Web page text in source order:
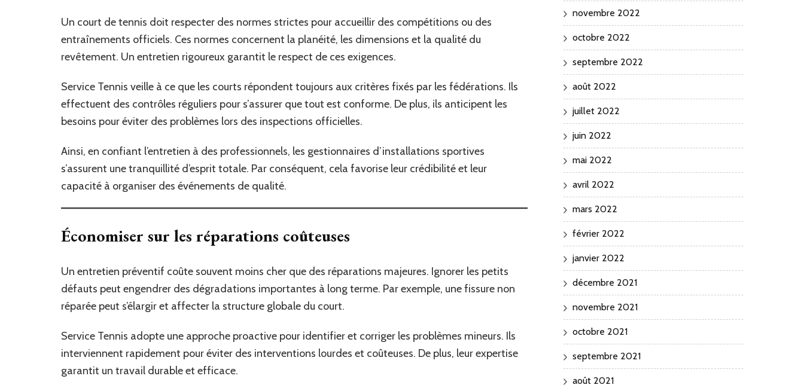
Un court de tennis doit respecter des normes strictes pour accueillir des compétitions ou des
entraînements officiels. Ces normes concernent la planéité, les dimensions et la qualité du
revêtement. Un entretien rigoureux garantit le respect de ces exigences.
Service Tennis veille à ce que les courts répondent toujours aux critères fixés par les fédérations. Ils
effectuent des contrôles réguliers pour s’assurer que tout est conforme. De plus, ils anticipent les
besoins pour éviter des problèmes lors des inspections officielles.
Ainsi, en confiant l’entretien à des professionnels, les gestionnaires d’installations sportives
s’assurent une tranquillité d’esprit totale. Par conséquent, cela favorise leur crédibilité et leur
capacité à organiser des événements de qualité.
Économiser sur les réparations coûteuses
Un entretien préventif coûte souvent moins cher que des réparations majeures. Ignorer les petits
défauts peut engendrer des dégradations importantes à long terme. Par exemple, une fissure non
réparée peut s’élargir et affecter la structure globale du court.
Service Tennis adopte une approche proactive pour identifier et corriger les problèmes mineurs. Ils
interviennent rapidement pour éviter des interventions lourdes et coûteuses. De plus, leur expertise
garantit un travail durable et efficace.
novembre 2022
octobre 2022
septembre 2022
août 2022
juillet 2022
juin 2022
mai 2022
avril 2022
mars 2022
février 2022
janvier 2022
décembre 2021
novembre 2021
octobre 2021
septembre 2021
août 2021